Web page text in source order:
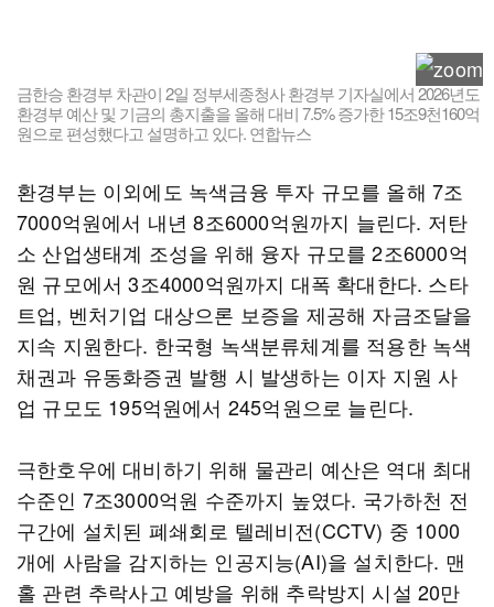
금한승 환경부 차관이 2일 정부세종청사 환경부 기자실에서 2026년도
환경부 예산 및 기금의 총지출을 올해 대비 7.5% 증가한 15조9천160억
원으로 편성했다고 설명하고 있다. 연합뉴스
환경부는 이외에도 녹색금융 투자 규모를 올해 7조
7000억원에서 내년 8조6000억원까지 늘린다. 저탄
소 산업생태계 조성을 위해 융자 규모를 2조6000억
원 규모에서 3조4000억원까지 대폭 확대한다. 스타
트업, 벤처기업 대상으론 보증을 제공해 자금조달을
지속 지원한다. 한국형 녹색분류체계를 적용한 녹색
채권과 유동화증권 발행 시 발생하는 이자 지원 사
업 규모도 195억원에서 245억원으로 늘린다.
극한호우에 대비하기 위해 물관리 예산은 역대 최대
수준인 7조3000억원 수준까지 높였다. 국가하천 전
구간에 설치된 폐쇄회로 텔레비전(CCTV) 중 1000
개에 사람을 감지하는 인공지능(AI)을 설치한다. 맨
홀 관련 추락사고 예방을 위해 추락방지 시설 20만